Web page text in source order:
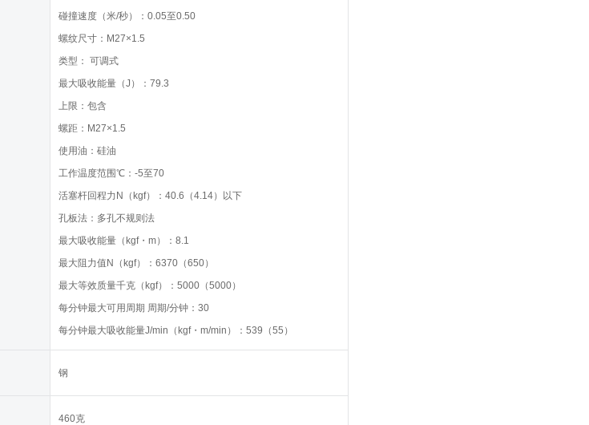
碰撞速度（米/秒）：0.05至0.50
螺纹尺寸：M27×1.5
类型： 可调式
最大吸收能量（J）：79.3
上限：包含
螺距：M27×1.5
使用油：硅油
工作温度范围℃：-5至70
活塞杆回程力N（kgf）：40.6（4.14）以下
孔板法：多孔不规则法
最大吸收能量（kgf・m）：8.1
最大阻力值N（kgf）：6370（650）
最大等效质量千克（kgf）：5000（5000）
每分钟最大可用周期 周期/分钟：30
每分钟最大吸收能量J/min（kgf・m/min）：539（55）
钢
460克